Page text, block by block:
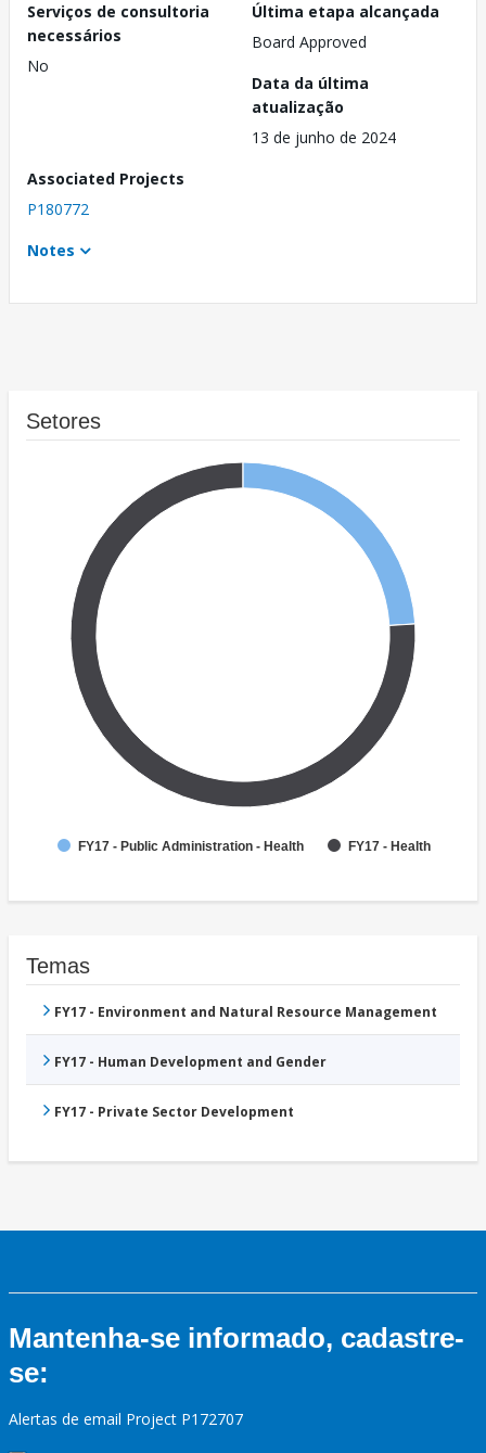
Serviços de consultoria
necessários
No
Última etapa alcançada
Board Approved
Data da última
atualização
13 de junho de 2024
Associated Projects
P180772
Notes
Setores
FY17 - Public Administration - Health FY17 - Health
Temas
FY17 - Environment and Natural Resource Management
FY17 - Human Development and Gender
FY17 - Private Sector Development
Mantenha-se informado, cadastre-
se:
Alertas de email Project P172707